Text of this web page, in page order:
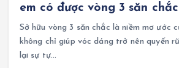
em có được vòng 3 săn chắc
Sở hữu vòng 3 săn chắc là niềm mơ ước
không chỉ giúp vóc dáng trở nên quyến
lại sự tự…